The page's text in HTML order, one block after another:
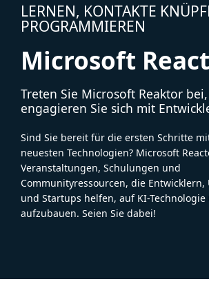
LERNEN, KONTAKTE
PROGRAMMIEREN
Microsoft
Treten Sie Microsoft Reaktor
engagieren Sie sich mit
Sind Sie bereit für die ersten Schritte
neuesten Technologien? Microsoft
Veranstaltungen, Schulungen und
Communityressourcen, die
und Startups helfen, auf KI-
aufzubauen. Seien Sie dabei!